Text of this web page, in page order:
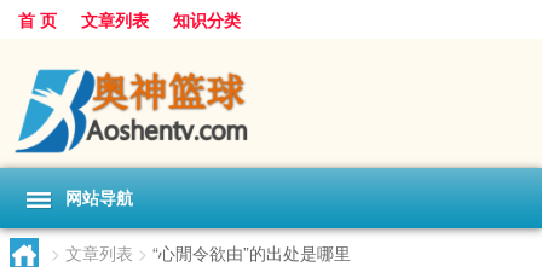
首 页 文章列表 知识分类
网站导航
> 文章列表 > “心閒令欲由”的出处是哪里